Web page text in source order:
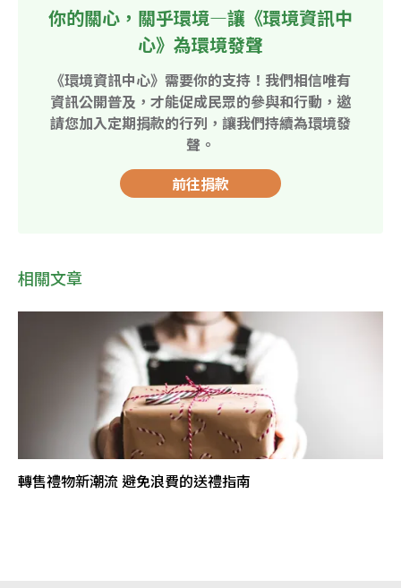
你的關心，關乎環境—讓《環境資訊中
心》為環境發聲
《環境資訊中心》需要你的支持！我們相信唯有
資訊公開普及，才能促成民眾的參與和行動，邀
請您加入定期捐款的行列，讓我們持續為環境發
聲。
前往捐款
相關文章
轉售禮物新潮流 避免浪費的送禮指南